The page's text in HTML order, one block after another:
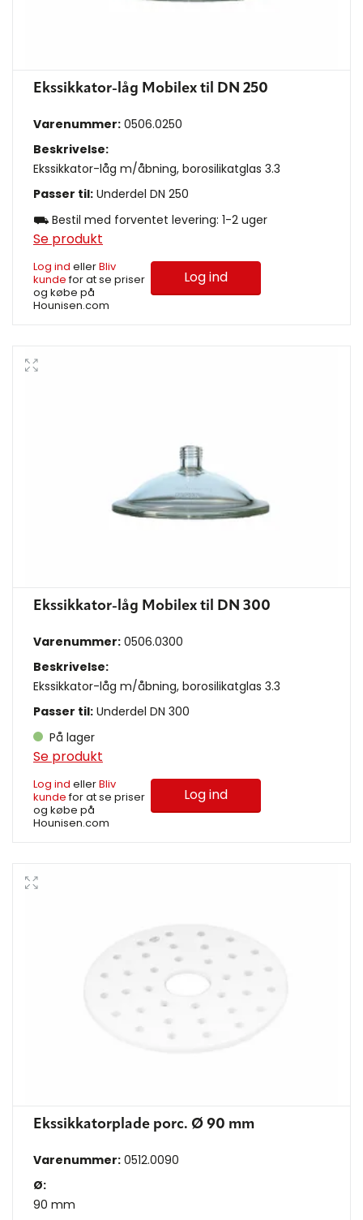
Ekssikkator-låg Mobilex til DN 250
Varenummer: 0506.0250
Beskrivelse:
Ekssikkator-låg m/åbning, borosilikatglas 3.3
Passer til: Underdel DN 250
⛟ Bestil med forventet levering: 1-2 uger
Se produkt
Log ind ellerBliv
kundefor at se priser
og købe på
Hounisen.com
Log ind
Ekssikkator-låg Mobilex til DN 300
Varenummer: 0506.0300
Beskrivelse:
Ekssikkator-låg m/åbning, borosilikatglas 3.3
Passer til: Underdel DN 300
På lager
Se produkt
Log ind ellerBliv
kundefor at se priser
og købe på
Hounisen.com
Log ind
Ekssikkatorplade porc. Ø 90 mm
Varenummer: 0512.0090
Ø:
90 mm